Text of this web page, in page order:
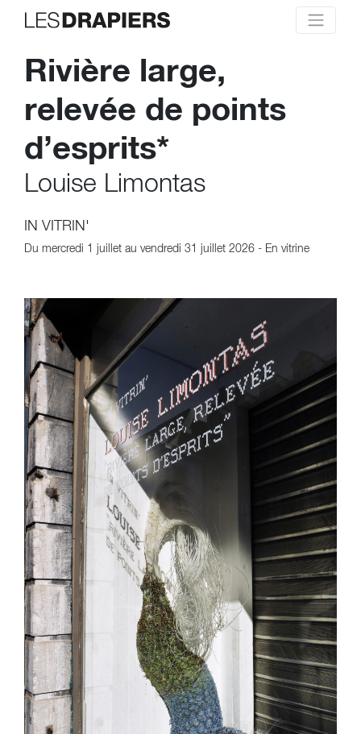
Rivière large,
relevée de points
d’esprits*
Louise Limontas
IN VITRIN'
Du mercredi 1 juillet au vendredi 31 juillet 2026 En vitrine